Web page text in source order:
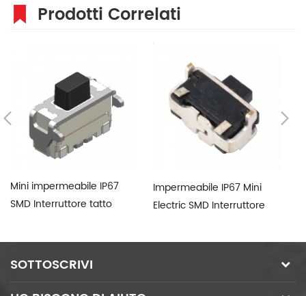
Prodotti Correlati
Mini impermeabile IP67
SMD Interruttore tatto
Impermeabile IP67 Mini
Electric SMD Interruttore
SOTTOSCRIVI